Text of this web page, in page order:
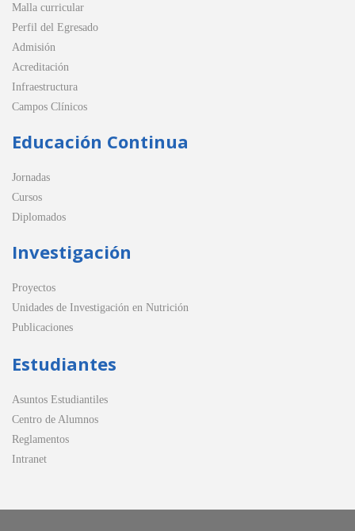
Malla curricular
Perfil del Egresado
Admisión
Acreditación
Infraestructura
Campos Clínicos
Educación Continua
Jornadas
Cursos
Diplomados
Investigación
Proyectos
Unidades de Investigación en Nutrición
Publicaciones
Estudiantes
Asuntos Estudiantiles
Centro de Alumnos
Reglamentos
Intranet